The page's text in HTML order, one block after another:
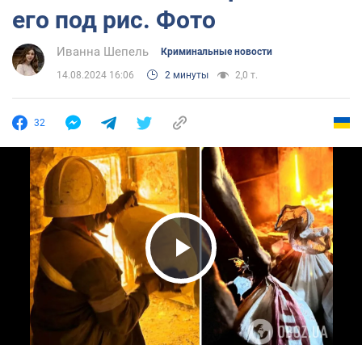
его под рис. Фото
Иванна Шепель Криминальные новости
14.08.2024 16:06 2 минуты 2,0 т.
32
Play Video